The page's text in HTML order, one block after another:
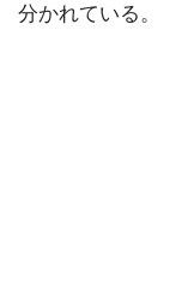
分かれている。